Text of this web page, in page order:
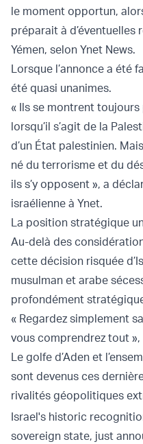
le moment opportun,
préparait à d’éventuelles
Yémen, selon Ynet News.
Lorsque l’annonce a été
été quasi unanimes.
« Ils se montrent
lorsqu’il s’agit de la
d’un État palestinien.
né du terrorisme et du
ils s’y opposent », a
israélienne à Ynet.
La position stratégique
Au-delà des
cette décision risquée
musulman et arabe
profondément
« Regardez simplement
vous comprendrez tout
Le golfe d’Aden et
sont devenus ces
rivalités géopolitiques
Israel's historic
sovereign state, just